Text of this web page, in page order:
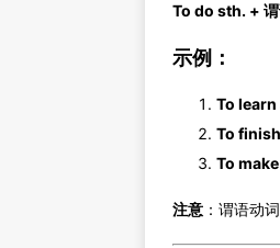
To do sth. +
示例 ：
To
To
To
注意 ：谓语动